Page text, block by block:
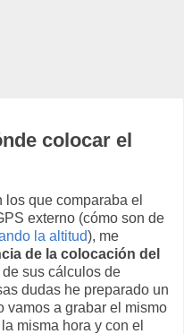
colocar el
que comparaba el
externo (cómo son de
la altitud), me
de la colocación del
sus cálculos de
dudas he preparado un
vamos a grabar el mismo
misma hora y con el